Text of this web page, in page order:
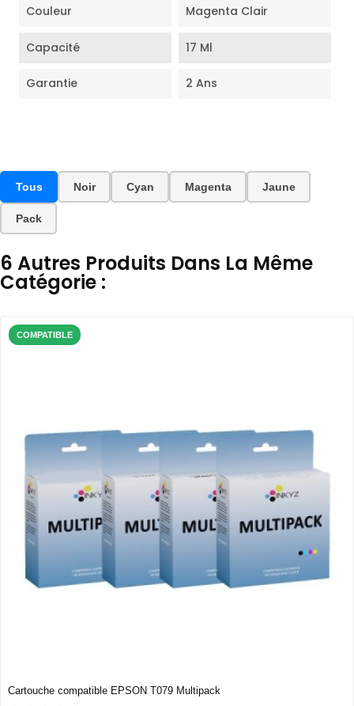
Couleur Magenta Clair
Capacité 17 Ml
Garantie 2 Ans
Tous Noir Cyan Magenta Jaune
Pack
6 Autres Produits Dans La Même
Catégorie :
COMPATIBLE
Cartouche compatible EPSON T079 Multipack